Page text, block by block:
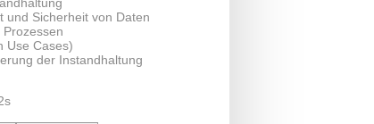
und Sicherheit von Daten
Use Cases)
der Instandhaltung